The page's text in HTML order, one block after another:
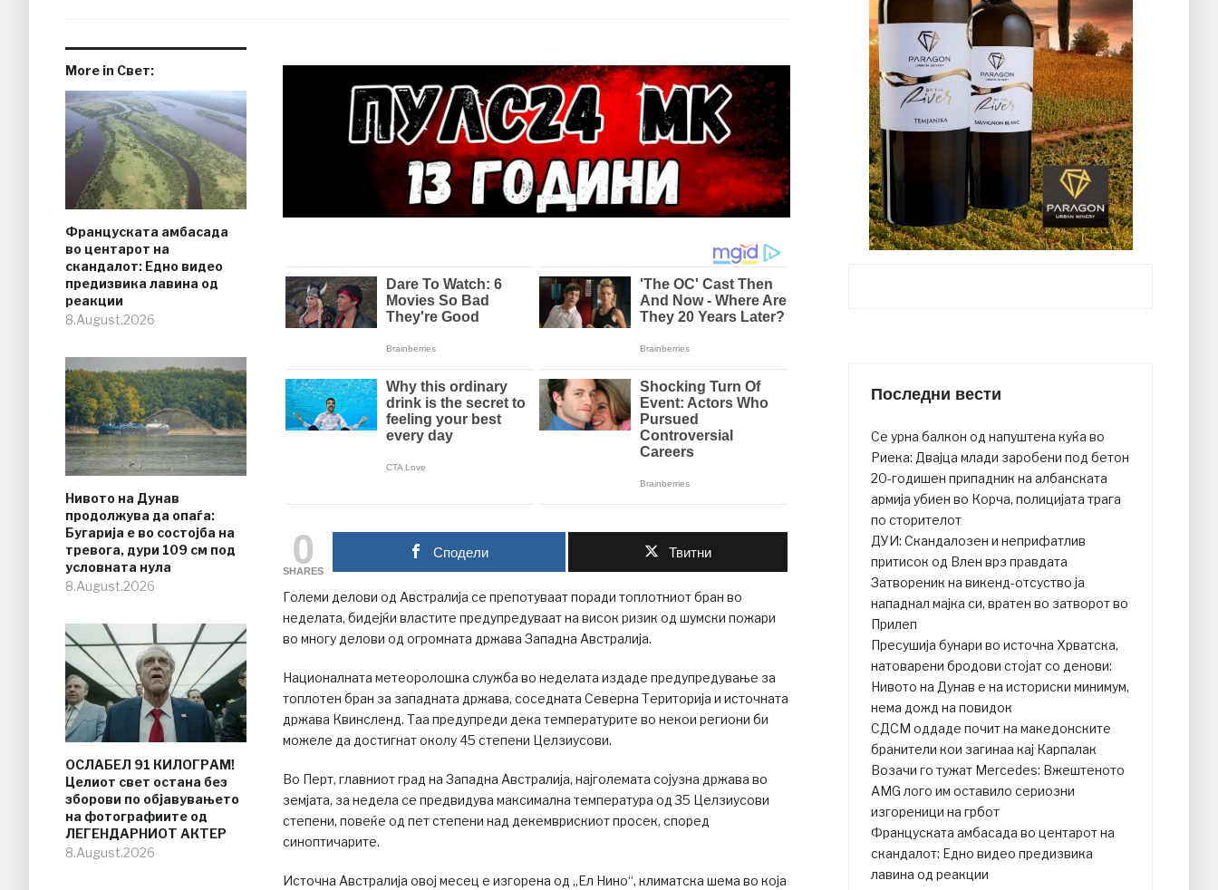
More in Свет:
Француската амбасада
во центарот на
скандалот: Едно видео
предизвика лавина од
реакции
8.August.2026
Нивото на Дунав
продолжува да опаѓа:
Бугарија е во состојба на
тревога, дури 109 см под
условната нула
8.August.2026
ОСЛАБЕЛ 91 КИЛОГРАМ!
Целиот свет остана без
зборови по објавувањето
на фотографиите од
ЛЕГЕНДАРНИОТ АКТЕР
8.August.2026
0
SHARES
Сподели Твитни
Големи делови од Австралија се препотуваат поради топлотниот бран во
неделата, бидејќи властите предупредуваат на висок ризик од шумски пожари
во многу делови од огромната држава Западна Австралија.
Националната метеоролошка служба во неделата издаде предупредување за
топлотен бран за западната држава, соседната Северна Територија и источната
држава Квинсленд. Таа предупреди дека температурите во некои региони би
можеле да достигнат околу 45 степени Целзиусови.
Во Перт, главниот град на Западна Австралија, најголемата сојузна држава во
земјата, за недела се предвидува максимална температура од 35 Целзиусови
степени, повеќе од пет степени над декемврискиот просек, според
синоптичарите.
Источна Австралија овој месец е изгорена од „Ел Нино“, климатска шема во која
Последни вести
Се урна балкон од напуштена куќа во
Риека: Двајца млади заробени под бетон
20-годишен припадник на албанската
армија убиен во Корча, полицијата трага
по сторителот
ДУИ: Скандалозен и неприфатлив
притисок од Влен врз правдата
Затвореник на викенд-отсуство ја
нападнал мајка си, вратен во затворот во
Прилеп
Пресушија бунари во источна Хрватска,
натоварени бродови стојат со денови:
Нивото на Дунав е на историски минимум,
нема дожд на повидок
СДСМ оддаде почит на македонските
бранители кои загинаа кај Карпалак
Возачи го тужат Mercedes: Вжештеното
AMG лого им оставило сериозни
изгореници на грбот
Француската амбасада во центарот на
скандалот: Едно видео предизвика
лавина од реакции